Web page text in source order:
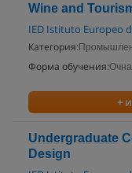
Wine and
IED Istituto Europeo
Категория:
Форма обучения:
+
Undergraduate
Design